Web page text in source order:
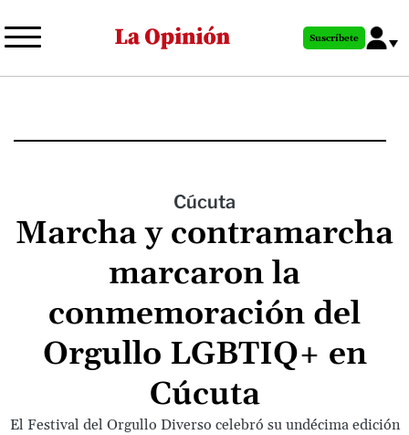
al
principal
Suscríbete
Cúcuta
Marcha y contramarcha
marcaron la
conmemoración del
Orgullo LGBTIQ+ en
Cúcuta
El Festival del Orgullo Diverso celebró su undécima edición